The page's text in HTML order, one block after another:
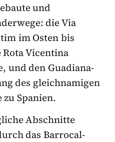
und
die Via
im Osten bis
Rota Vicentina
und den Guadiana-
des gleichnamigen
zu Spanien.
Abschnitte
das Barrocal-